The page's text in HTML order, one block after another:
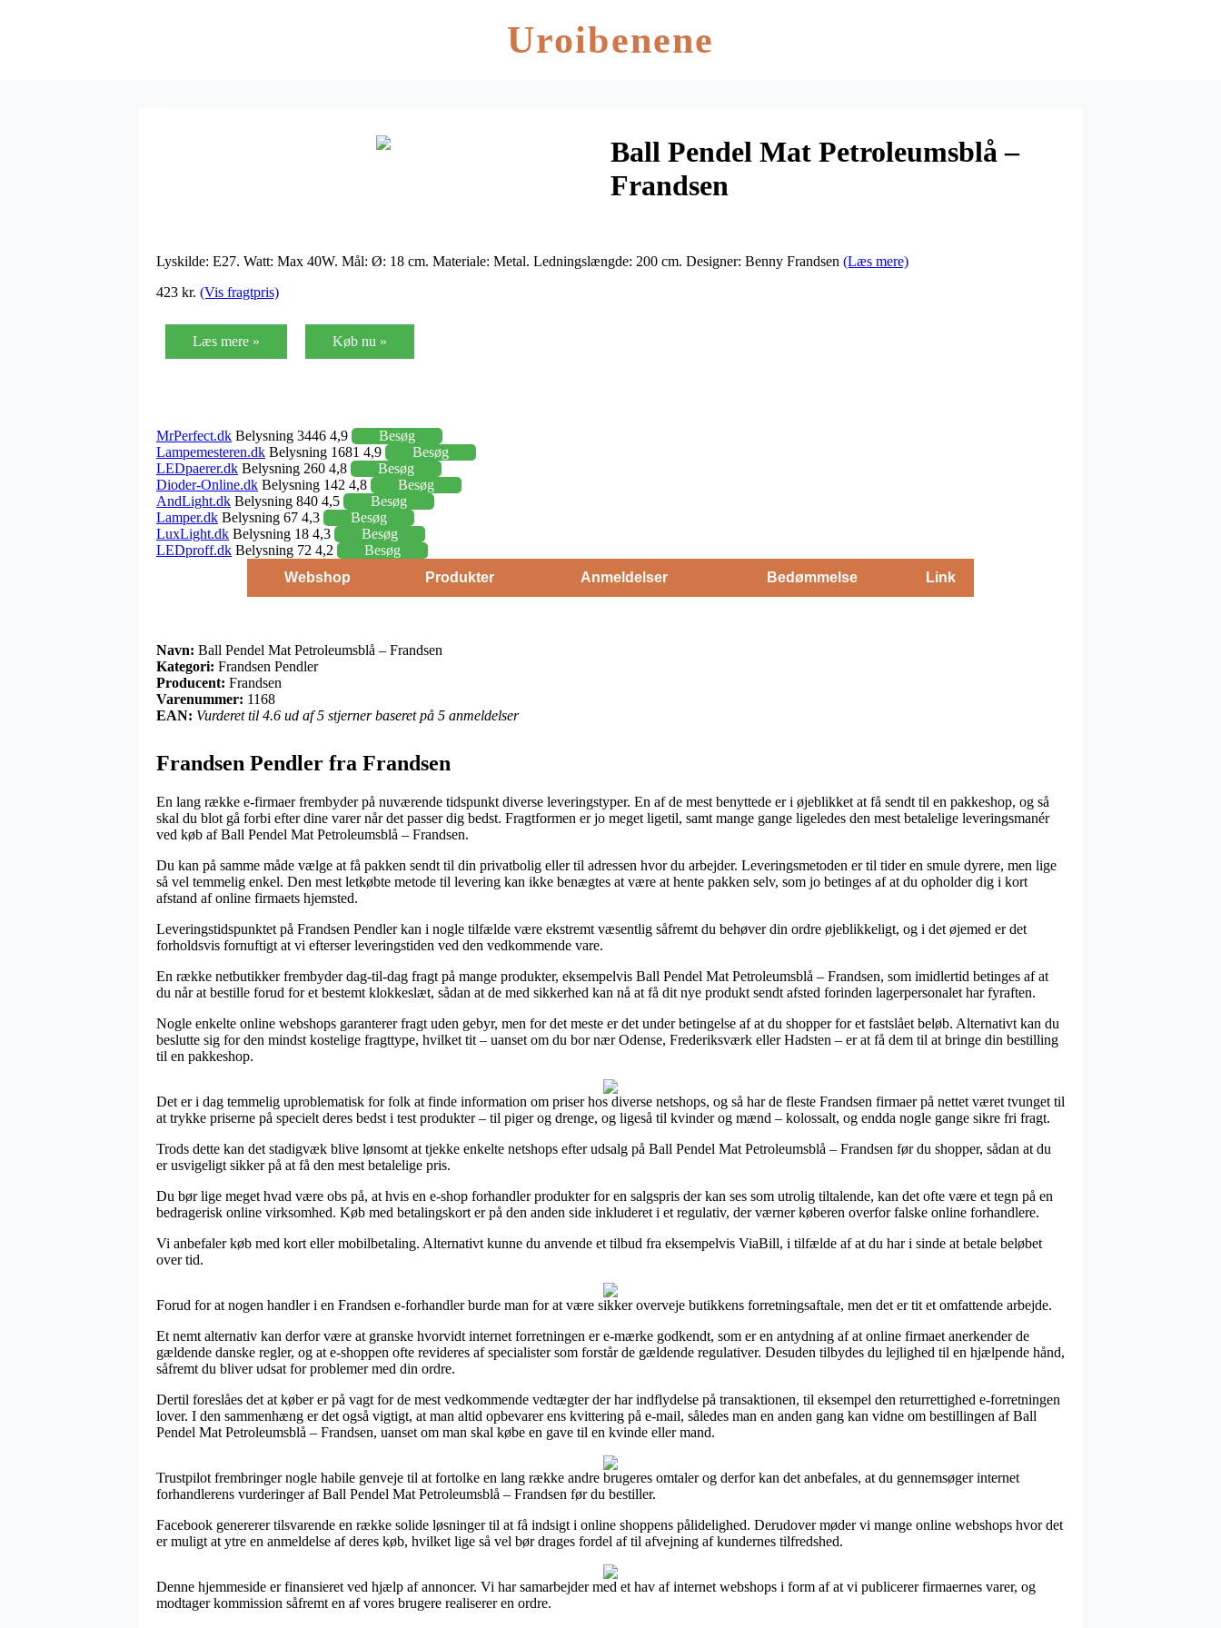
Uroibenene
Ball Pendel Mat Petroleumsblå –
Frandsen
Lyskilde: E27. Watt: Max 40W. Mål: Ø: 18 cm. Materiale: Metal. Ledningslængde: 200 cm. Designer: Benny Frandsen (Læs mere)
423 kr. (Vis fragtpris)
Læs mere » Køb nu »
MrPerfect.dk Belysning 3446 4,9
Besøg
Lampemesteren.dk Belysning 1681 4,9
Besøg
LEDpaerer.dk Belysning 260 4,8
Besøg
Dioder-Online.dk Belysning 142 4,8
Besøg
AndLight.dk Belysning 840 4,5
Besøg
Lamper.dk Belysning 67 4,3
Besøg
LuxLight.dk Belysning 18 4,3
Besøg
LEDproff.dk Belysning 72 4,2
Besøg
Webshop
Produkter Anmeldelser Bedømmelse Link
Navn: Ball Pendel Mat Petroleumsblå – Frandsen
Kategori: Frandsen Pendler
Producent: Frandsen
Varenummer: 1168
EAN: Vurderet til 4.6 ud af 5 stjerner baseret på 5 anmeldelser
Frandsen Pendler fra Frandsen
En lang række e-firmaer frembyder på nuværende tidspunkt diverse leveringstyper. En af de mest benyttede er i øjeblikket at få sendt til en pakkeshop, og så
skal du blot gå forbi efter dine varer når det passer dig bedst. Fragtformen er jo meget ligetil, samt mange gange ligeledes den mest betalelige leveringsmanér
ved køb af Ball Pendel Mat Petroleumsblå – Frandsen.
Du kan på samme måde vælge at få pakken sendt til din privatbolig eller til adressen hvor du arbejder. Leveringsmetoden er til tider en smule dyrere, men lige
så vel temmelig enkel. Den mest letkøbte metode til levering kan ikke benægtes at være at hente pakken selv, som jo betinges af at du opholder dig i kort
afstand af online firmaets hjemsted.
Leveringstidspunktet på Frandsen Pendler kan i nogle tilfælde være ekstremt væsentlig såfremt du behøver din ordre øjeblikkeligt, og i det øjemed er det
forholdsvis fornuftigt at vi efterser leveringstiden ved den vedkommende vare.
En række netbutikker frembyder dag-til-dag fragt på mange produkter, eksempelvis Ball Pendel Mat Petroleumsblå – Frandsen, som imidlertid betinges af at
du når at bestille forud for et bestemt klokkeslæt, sådan at de med sikkerhed kan nå at få dit nye produkt sendt afsted forinden lagerpersonalet har fyraften.
Nogle enkelte online webshops garanterer fragt uden gebyr, men for det meste er det under betingelse af at du shopper for et fastslået beløb. Alternativt kan du
beslutte sig for den mindst kostelige fragttype, hvilket tit – uanset om du bor nær Odense, Frederiksværk eller Hadsten – er at få dem til at bringe din bestilling
til en pakkeshop.
Det er i dag temmelig uproblematisk for folk at finde information om priser hos diverse netshops, og så har de fleste Frandsen firmaer på nettet været tvunget til
at trykke priserne på specielt deres bedst i test produkter – til piger og drenge, og ligeså til kvinder og mænd – kolossalt, og endda nogle gange sikre fri fragt.
Trods dette kan det stadigvæk blive lønsomt at tjekke enkelte netshops efter udsalg på Ball Pendel Mat Petroleumsblå – Frandsen før du shopper, sådan at du
er usvigeligt sikker på at få den mest betalelige pris.
Du bør lige meget hvad være obs på, at hvis en e-shop forhandler produkter for en salgspris der kan ses som utrolig tiltalende, kan det ofte være et tegn på en
bedragerisk online virksomhed. Køb med betalingskort er på den anden side inkluderet i et regulativ, der værner køberen overfor falske online forhandlere.
Vi anbefaler køb med kort eller mobilbetaling. Alternativt kunne du anvende et tilbud fra eksempelvis ViaBill, i tilfælde af at du har i sinde at betale beløbet
over tid.
Forud for at nogen handler i en Frandsen e-forhandler burde man for at være sikker overveje butikkens forretningsaftale, men det er tit et omfattende arbejde.
Et nemt alternativ kan derfor være at granske hvorvidt internet forretningen er e-mærke godkendt, som er en antydning af at online firmaet anerkender de
gældende danske regler, og at e-shoppen ofte revideres af specialister som forstår de gældende regulativer. Desuden tilbydes du lejlighed til en hjælpende hånd,
såfremt du bliver udsat for problemer med din ordre.
Dertil foreslåes det at køber er på vagt for de mest vedkommende vedtægter der har indflydelse på transaktionen, til eksempel den returrettighed e-forretningen
lover. I den sammenhæng er det også vigtigt, at man altid opbevarer ens kvittering på e-mail, således man en anden gang kan vidne om bestillingen af Ball
Pendel Mat Petroleumsblå – Frandsen, uanset om man skal købe en gave til en kvinde eller mand.
Trustpilot frembringer nogle habile genveje til at fortolke en lang række andre brugeres omtaler og derfor kan det anbefales, at du gennemsøger internet
forhandlerens vurderinger af Ball Pendel Mat Petroleumsblå – Frandsen før du bestiller.
Facebook genererer tilsvarende en række solide løsninger til at få indsigt i online shoppens pålidelighed. Derudover møder vi mange online webshops hvor det
er muligt at ytre en anmeldelse af deres køb, hvilket lige så vel bør drages fordel af til afvejning af kundernes tilfredshed.
Denne hjemmeside er finansieret ved hjælp af annoncer. Vi har samarbejder med et hav af internet webshops i form af at vi publicerer firmaernes varer, og
modtager kommission såfremt en af vores brugere realiserer en ordre.